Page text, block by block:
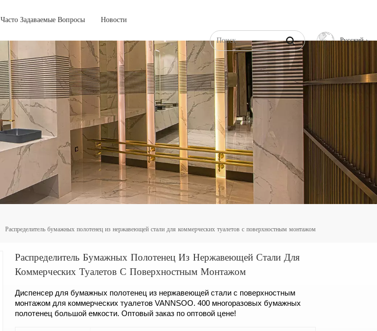
Часто Задаваемые Вопросы Новости
Русский
English
Русский
Español
中文
Распределитель бумажных полотенец из нержавеющей стали для коммерческих туалетов с поверхностным монтажом
Распределитель Бумажных Полотенец Из Нержавеющей Стали Для
Коммерческих Туалетов С Поверхностным Монтажом
Диспенсер для бумажных полотенец из нержавеющей стали с поверхностным
монтажом для коммерческих туалетов VANNSOO. 400 многоразовых бумажных
полотенец большой емкости. Оптовый заказ по оптовой цене!